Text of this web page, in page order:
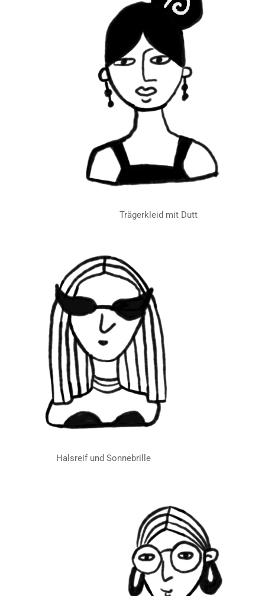
Trägerkleid mit Dutt
Halsreif und Sonnebrille